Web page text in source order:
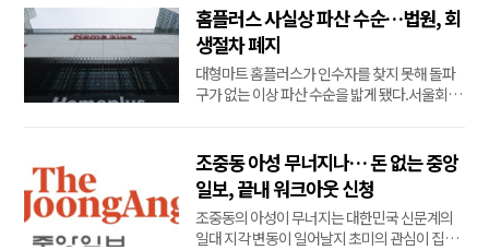
온다.바로 노트 앱을 열어보자 왼편에는 목록이,
오른편에는 콘텐츠가 가지런히 들어찬다.삼성
전자가 22일(현지시간) 영국 런던 올드 빌링스
게이...
홈플러스 사실상 파산 수순…법원, 회
생절차 폐지
대형마트 홈플러스가 인수자를 찾지 못해 돌파
구가 없는 이상 파산 수순을 밟게 됐다.서울회생
3월 4일 홈플러스의 회생절차가 개시된 지 1년 4
개월 만이다.홈플러스가 지난달 30일 제출한 수
정 회생계획안 변경안의 수행 가능성이 없다고
판단한 결...
조중동 아성 무너지나… 돈 없는 중앙
일보, 끝내 워크아웃 신청
조중동의 아성이 무너지는 대한민국 신문계의
일대 지각 변동이 일어날지 초미의 관심이 집중